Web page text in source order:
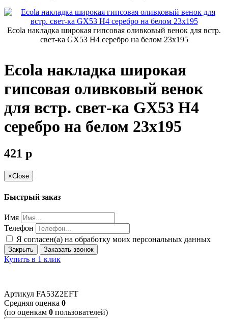
Ecola накладка широкая гипсовая оливковый венок для встр.
свет-ка GX53 H4 серебро на белом 23х195
Ecola накладка широкая
гипсовая оливковый венок
для встр. свет-ка GX53 H4
серебро на белом 23х195
421 p
×Close
Быстрый заказ
Имя
Телефон
Я согласен(а) на обработку моих персональных данных
Закрыть Заказать звонок
Купить в 1 клик
Артикул FA53Z2EFT
Cредняя оценка 0
(по оценкам 0 пользователей)